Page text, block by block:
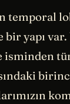
yapı var.
isminden